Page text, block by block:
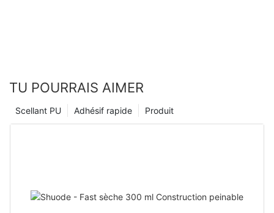
TU POURRAIS AIMER
Produit
Adhésif rapide
Scellant PU